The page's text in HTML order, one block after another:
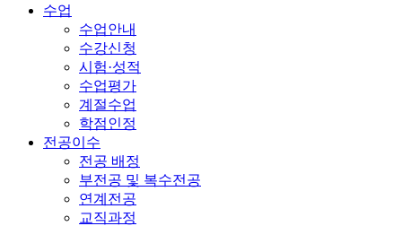
수업
수업안내
수강신청
시험·성적
수업평가
계절수업
학점인정
전공이수
전공 배정
부전공 및 복수전공
연계전공
교직과정